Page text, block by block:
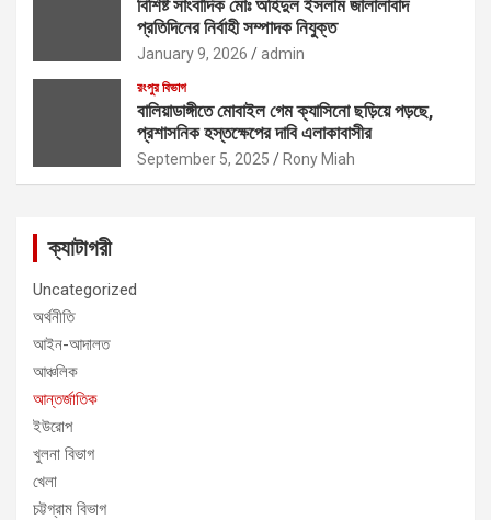
বিশিষ্ট সাংবাদিক মোঃ অহিদুল ইসলাম জালালাবাদ
প্রতিদিনের নির্বাহী সম্পাদক নিযুক্ত
January 9, 2026 admin
রংপুর বিভাগ
বালিয়াডাঙ্গীতে মোবাইল গেম ক্যাসিনো ছড়িয়ে পড়ছে,
প্রশাসনিক হস্তক্ষেপের দাবি এলাকাবাসীর
September 5, 2025 Rony Miah
ক্যাটাগরী
Uncategorized
অর্থনীতি
আইন-আদালত
আঞ্চলিক
আন্তর্জাতিক
ইউরোপ
খুলনা বিভাগ
খেলা
চট্টগ্রাম বিভাগ